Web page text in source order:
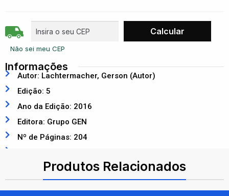
Não sei meu CEP
Informações
Autor: Lachtermacher, Gerson (Autor)
Edição: 5
Ano da Edição: 2016
Editora: Grupo GEN
Nº de Páginas: 204
Produtos Relacionados